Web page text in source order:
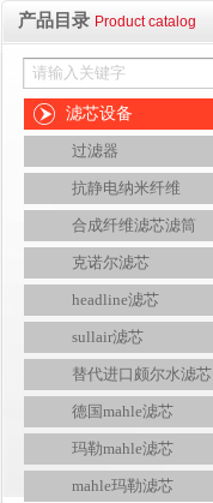
产品目录 Product catalog
滤芯设备
过滤器
抗静电纳米纤维
合成纤维滤芯滤筒
克诺尔滤芯
headline滤芯
sullair滤芯
替代进口颇尔水滤芯
德国mahle滤芯
玛勒mahle滤芯
mahle玛勒滤芯